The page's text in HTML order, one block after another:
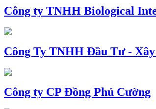
Công ty TNHH Biological
Công Ty TNHH Đầu Tư -
Công ty CP Đồng Phú Cường